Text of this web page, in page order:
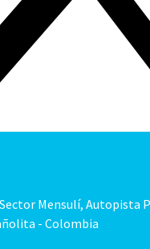
Mensulí, Autopista
- Colombia